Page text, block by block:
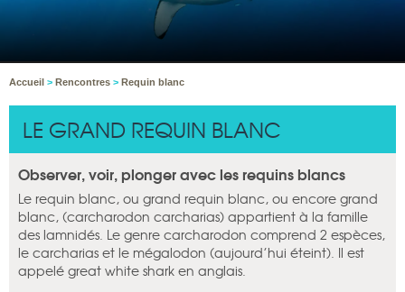
Accueil > Rencontres > Requin blanc
LE GRAND REQUIN BLANC
Observer, voir, plonger avec les requins blancs
Le requin blanc, ou grand requin blanc, ou encore grand
blanc, (carcharodon carcharias) appartient à la famille
des lamnidés. Le genre carcharodon comprend 2 espèces,
le carcharias et le mégalodon (aujourd’hui éteint). Il est
appelé great white shark en anglais.